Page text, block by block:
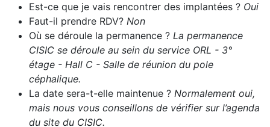
Est-ce que je vais rencontrer des implantées ? Oui
Faut-il prendre RDV? Non
Où se déroule la permanence ? La permanence
CISIC se déroule au sein du service ORL - 3°
étage - Hall C - Salle de réunion du pole
céphalique.
La date sera-t-elle maintenue ? Normalement oui,
mais nous vous conseillons de vérifier sur l’agenda
du site du CISIC.